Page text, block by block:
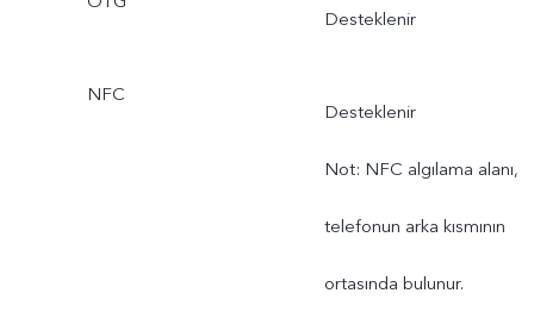
Desteklenir
NFC
Desteklenir
Not: NFC algılama alanı,
telefonun arka kısmının
ortasında bulunur.